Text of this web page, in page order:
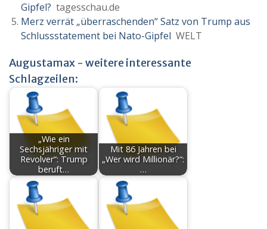
Gipfel? tagesschau.de
Merz verrät „überraschenden“ Satz von Trump aus
Schlussstatement bei Nato-Gipfel WELT
Augustamax - weitere interessante
Schlagzeilen:
„Wie ein
Sechsjähriger mit
Revolver“: Trump
beruft…
Mit 86 Jahren bei
„Wer wird Millionär?“:
…